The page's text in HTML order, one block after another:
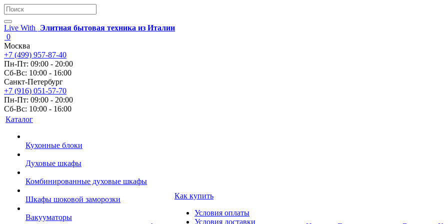
Live With
Элитная бытовая техника из Италии
0
Москва
+7 (499) 957-87-40
Пн-Пт: 09:00 - 20:00
Сб-Вс: 10:00 - 16:00
Санкт-Петербург
+7 (916) 051-57-70
Пн-Пт: 09:00 - 20:00
Сб-Вс: 10:00 - 16:00
Каталог
Кухонные блоки
Духовые шкафы
Комбинированные духовые шкафы
Шкафы шоковой заморозки
Вакууматоры
Как купить
Условия оплаты
Условия доставки